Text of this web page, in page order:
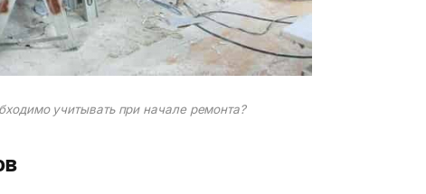
учитывать при начале ремонта?